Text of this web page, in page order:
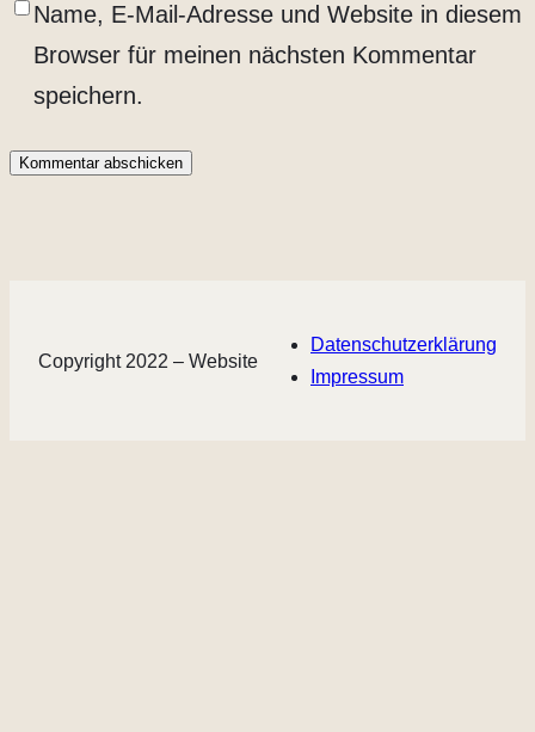
Name, E-Mail-Adresse und Website in diesem
Browser für meinen nächsten Kommentar
speichern.
Copyright 2022 – Website
Datenschutzerklärung
Impressum